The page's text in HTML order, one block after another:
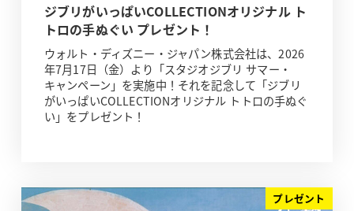
ジブリがいっぱいCOLLECTIONオリジナル ト
トロの手ぬぐい プレゼント！
ウォルト・ディズニー・ジャパン株式会社は、2026
年7月17日（金）より「スタジオジブリ サマー・
キャンペーン」を実施中！それを記念して「ジブリ
がいっぱいCOLLECTIONオリジナル トトロの手ぬぐ
い」をプレゼント！
プレゼント